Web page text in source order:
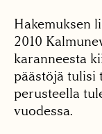
Hakemuksen
2010
karanneesta
päästöjä tulisi
perusteella
vuodessa.